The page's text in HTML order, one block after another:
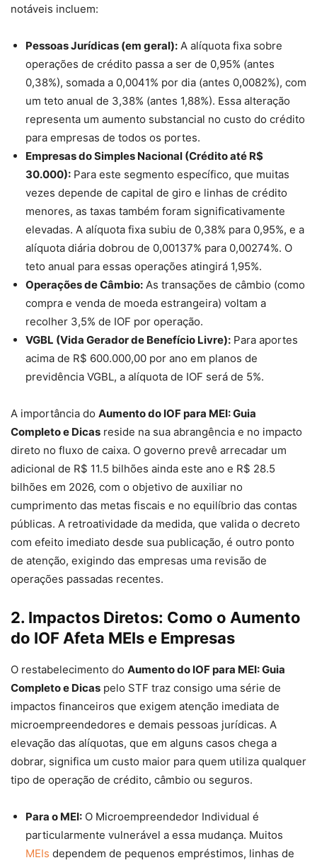
notáveis incluem:
Pessoas Jurídicas (em geral): A alíquota fixa sobre
operações de crédito passa a ser de 0,95% (antes
0,38%), somada a 0,0041% por dia (antes 0,0082%), com
um teto anual de 3,38% (antes 1,88%). Essa alteração
representa um aumento substancial no custo do crédito
para empresas de todos os portes.
Empresas do Simples Nacional (Crédito até R$
30.000): Para este segmento específico, que muitas
vezes depende de capital de giro e linhas de crédito
menores, as taxas também foram significativamente
elevadas. A alíquota fixa subiu de 0,38% para 0,95%, e a
alíquota diária dobrou de 0,00137% para 0,00274%. O
teto anual para essas operações atingirá 1,95%.
Operações de Câmbio: As transações de câmbio (como
compra e venda de moeda estrangeira) voltam a
recolher 3,5% de IOF por operação.
VGBL (Vida Gerador de Benefício Livre): Para aportes
acima de R$ 600.000,00 por ano em planos de
previdência VGBL, a alíquota de IOF será de 5%.
A importância do Aumento do IOF para MEI: Guia
Completo e Dicas reside na sua abrangência e no impacto
direto no fluxo de caixa. O governo prevê arrecadar um
adicional de R$ 11.5 bilhões ainda este ano e R$ 28.5
bilhões em 2026, com o objetivo de auxiliar no
cumprimento das metas fiscais e no equilíbrio das contas
públicas. A retroatividade da medida, que valida o decreto
com efeito imediato desde sua publicação, é outro ponto
de atenção, exigindo das empresas uma revisão de
operações passadas recentes.
2. Impactos Diretos: Como o Aumento
do IOF Afeta MEIs e Empresas
O restabelecimento do Aumento do IOF para MEI: Guia
Completo e Dicas pelo STF traz consigo uma série de
impactos financeiros que exigem atenção imediata de
microempreendedores e demais pessoas jurídicas. A
elevação das alíquotas, que em alguns casos chega a
dobrar, significa um custo maior para quem utiliza qualquer
tipo de operação de crédito, câmbio ou seguros.
Para o MEI: O Microempreendedor Individual é
particularmente vulnerável a essa mudança. Muitos
MEIs dependem de pequenos empréstimos, linhas de